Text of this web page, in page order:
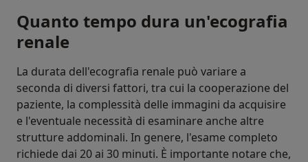
Quanto tempo dura un'ecografia
renale
La durata dell'ecografia renale può variare a
seconda di diversi fattori, tra cui la cooperazione del
paziente, la complessità delle immagini da acquisire
e l'eventuale necessità di esaminare anche altre
strutture addominali. In genere, l'esame completo
richiede dai 20 ai 30 minuti. È importante notare che,